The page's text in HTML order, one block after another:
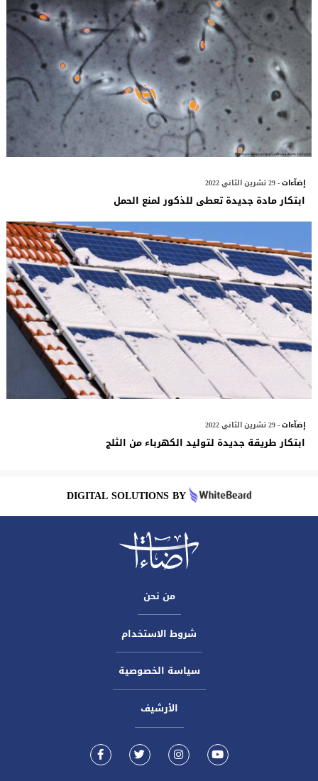
إضآءات- 29 تشرين الثاني 2022
ابتكار مادة جديدة تعطى للذكور لمنع الحمل
إضآءات- 29 تشرين الثاني 2022
ابتكار طريقة جديدة لتوليد الكهرباء من الثلج
DIGITAL SOLUTIONS BY
من نحن
شروط الاستخدام
سياسة الخصوصية
الأرشيف